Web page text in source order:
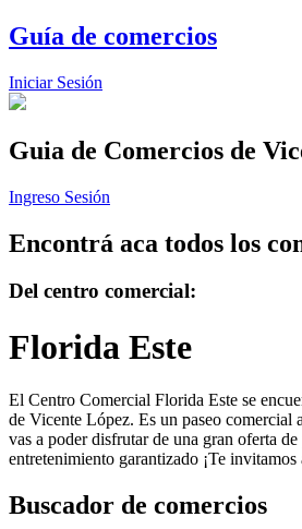
Guía de comercios
Iniciar Sesión
Guia de Comercios de
Ingreso Sesión
Encontrá aca todos los
Del centro comercial:
Florida Este
El Centro Comercial Florida Este se
de Vicente López. Es un paseo comercial
vas a poder disfrutar de una gran oferta
entretenimiento garantizado ¡Te
Buscador de comercios